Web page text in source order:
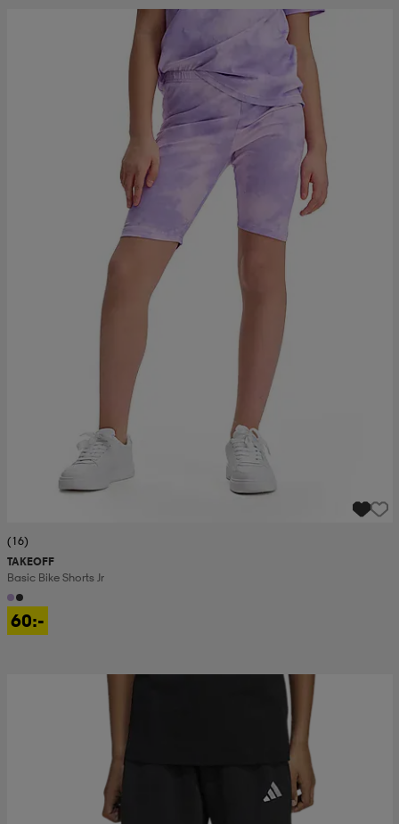
(16)
TAKEOFF
Basic Bike Shorts Jr
60:-